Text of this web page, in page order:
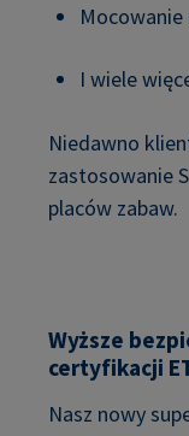
I wiele
Niedawno
zastosowanie
placów zabaw.
Wyższe
certyfikacji
Nasz nowy